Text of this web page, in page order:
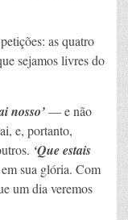
as quatro
sejamos livres do
nosso’— e não
e, portanto,
‘Que estais
sua glória. Com
um dia veremos